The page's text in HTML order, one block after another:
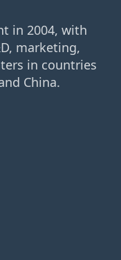
in 2004, with
marketing,
in countries
China.